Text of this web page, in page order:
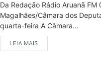
Da Redação Rádio Aruanã
Magalhães/Câmara dos
quarta-feira A Câmara...
LEIA MAIS